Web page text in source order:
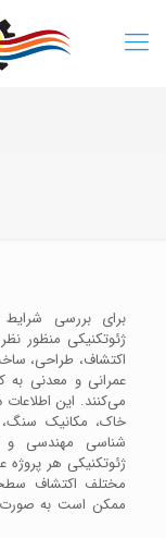
برای بررسی شرایط
ژئوتکنیکى منظور
اکتشاف، طراحى،
عمرانى و معدنى به
مى‌کنند. این اطلاعات
خاک، مکانیک سنگ،
شناسى مهندسى
ژئوتکنیکى هر
مختلف اکتشاف
ممکن است به صورت